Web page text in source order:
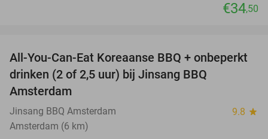
€34,50
21%
All-You-Can-Eat Koreaanse BBQ + onbeperkt
drinken (2 of 2,5 uur) bij Jinsang BBQ
Amsterdam
Jinsang BBQ Amsterdam 9.8 star
Amsterdam (6 km)